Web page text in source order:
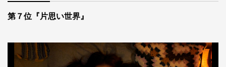
第７位『片思い世界』